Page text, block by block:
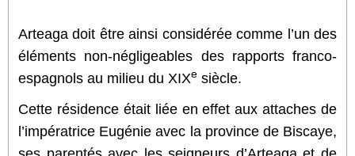
Arteaga doit être ainsi considérée comme l’un des
éléments non-négligeables des rapports franco-
espagnols au milieu du XIXe siècle.
Cette résidence était liée en effet aux attaches de
l’impératrice Eugénie avec la province de Biscaye,